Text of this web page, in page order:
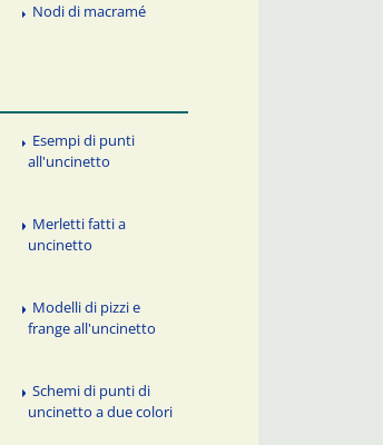
Nodi di macramé
Esempi di punti
all'uncinetto
Merletti fatti a
uncinetto
Modelli di pizzi e
frange all'uncinetto
Schemi di punti di
uncinetto a due colori